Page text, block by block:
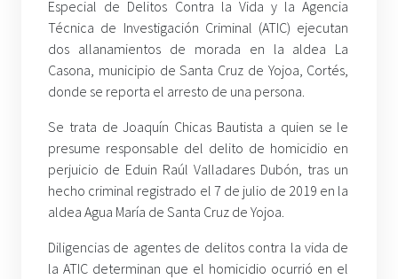
Especial de Delitos Contra la Vida y la Agencia
Técnica de Investigación Criminal (ATIC) ejecutan
dos allanamientos de morada en la aldea La
Casona, municipio de Santa Cruz de Yojoa, Cortés,
donde se reporta el arresto de una persona.
Se trata de Joaquín Chicas Bautista a quien se le
presume responsable del delito de homicidio en
perjuicio de Eduin Raúl Valladares Dubón, tras un
hecho criminal registrado el 7 de julio de 2019 en la
aldea Agua María de Santa Cruz de Yojoa.
Diligencias de agentes de delitos contra la vida de
la ATIC determinan que el homicidio ocurrió en el